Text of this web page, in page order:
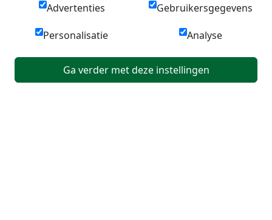
Advertenties Gebruikersgegevens
Personalisatie Analyse
Ga verder met deze instellingen